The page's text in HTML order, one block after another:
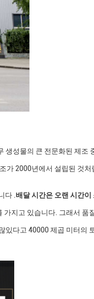
생성물의 큰 전문화된 제조
가 2000년에서 설립된 것
다 . 배달 시간은 오랜 시간
가지고 있습니다. 그래서 품
있다고 40000 제곱 미터의